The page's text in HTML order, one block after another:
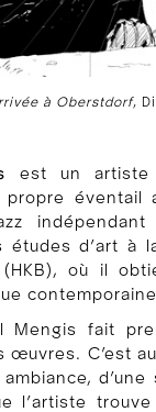
à Oberstdorf,
est un artiste
éventail
études d’art à
où il
Mengis fait
œuvres. C’est
ambiance,
l’artiste